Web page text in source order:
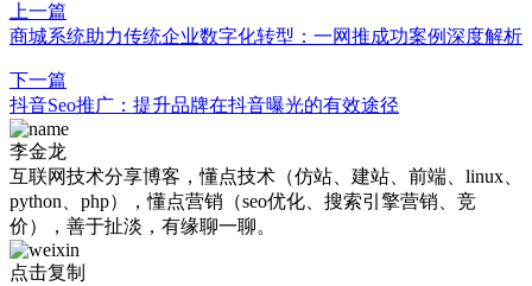
上一篇
商城系统助力传统企业数字化转型：一网推成功案例深度解析
下一篇
抖音Seo推广：提升品牌在抖音曝光的有效途径
李金龙
互联网技术分享博客，懂点技术（仿站、建站、前端、linux、
python、php），懂点营销（seo优化、搜索引擎营销、竞
价），善于扯淡，有缘聊一聊。
点击复制